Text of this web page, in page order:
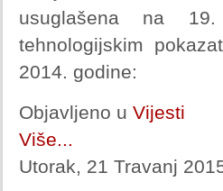
usuglašena na
tehnologijskim
2014. godine:
Objavljeno u Vijesti
Više...
Utorak, 21 Travanj